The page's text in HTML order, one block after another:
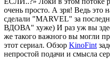
очень просто. А зря! Ведь это
сделали "MARVEL" за
ВДОВА" хуже) И раз уж вы
же такого важного вы могли
этот сериал. Обзор KinoFint
непростой подачи и смысла